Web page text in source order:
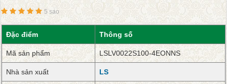
5 sao
Đặc điểm Thông số
Mã sản phẩm LSLV0022S100-4EONNS
Nhà sản xuất LS